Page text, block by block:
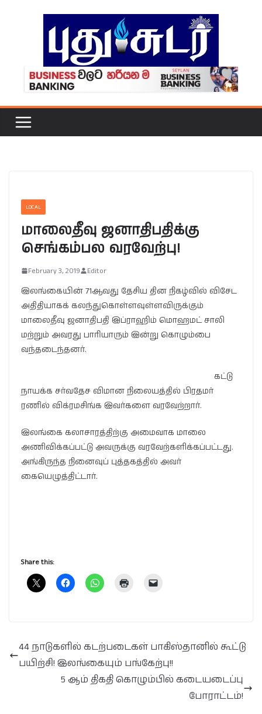
LOCAL
மாலைதீவு ஜனாதிபதிக்கு
செங்கம்பல வரவேற்பு!
February 3, 2019 Editor
இலங்கையின் 71ஆவது தேசிய தின நிகழ்வில் விசேட
அதிதியாகக் கலந்துகொள்ளவுள்ளவிருக்கும்
மாலைதீவு ஜனாதிபதி இப்ராஹிம் மொஹமட் சாலி
மற்றும் அவரது பாரியாரும் இன்று கொழும்பை
வந்தடைந்தனர்.
கட்டு
நாயக்க சர்வதேச விமான நிலையத்தில் பிரதமர்
ரணில் விக்ரமசிங்க இவர்களை வரவேற்றார்.
இலங்கை கலாசாரத்திற்கு அமைவாக மாலை
அணிவிக்கப்பட்டு அவருக்கு வரவேற்களிக்கப்பட்டது.
அங்கிருந்த நினைவுப் புத்தகத்தில் அவர்
கையெழுத்திட்டார்.
Share this:
44 நாடுகளில் கடற்படைகள் பாகிஸ்தானில் கூட்டு
பயிற்சி! இலங்கையும் பங்கேற்பு!!
5 ஆம் திகதி கொழும்பில் கடையடைப்பு
போராட்டம்!